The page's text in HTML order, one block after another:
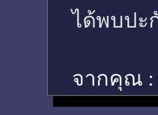
ได้พบปะ
จากคุณ :